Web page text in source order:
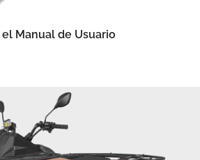
el Manual de Usuario